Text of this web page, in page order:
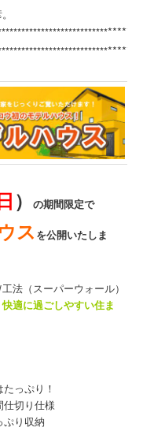
）の期間限定で
ス を公開いたしま
法（スーパーウォール）
適に過ごしやすい住ま
っぷり！
仕切り仕様
ぷり収納